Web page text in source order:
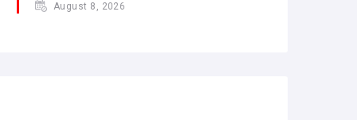
August 8, 2026